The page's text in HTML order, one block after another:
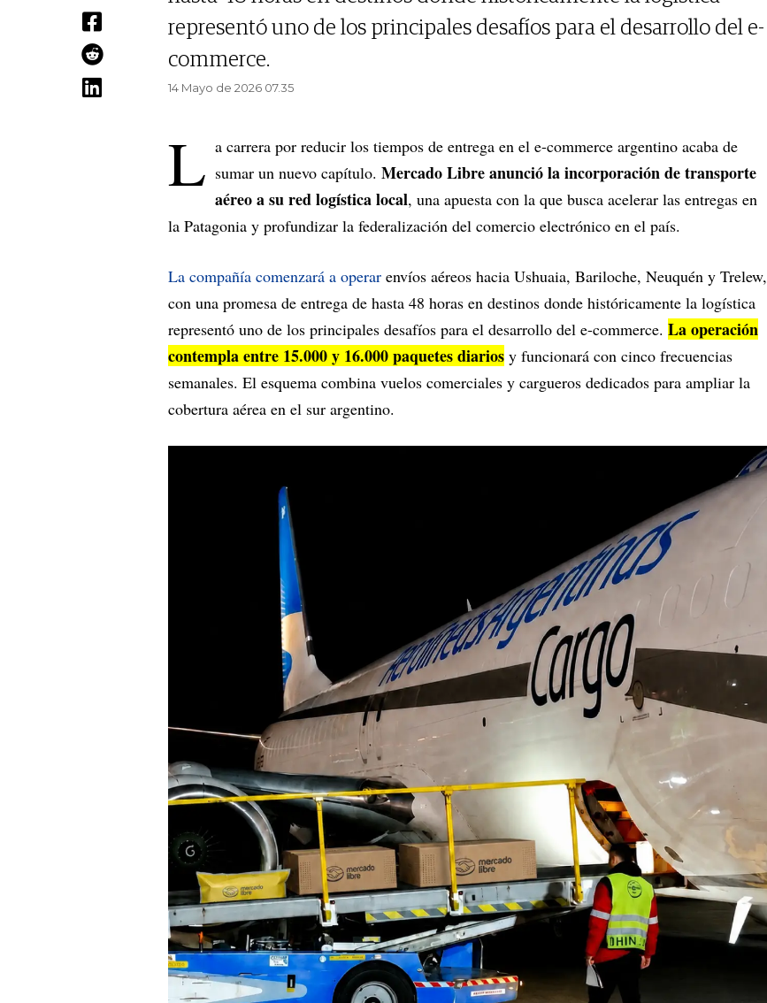
representó uno de los principales desafíos para el desarrollo del e-
commerce.
14 Mayo de 2026 07.35
L a carrera por reducir los tiempos de entrega en el e-commerce argentino acaba de
sumar un nuevo capítulo. Mercado Libre anunció la incorporación de transporte
aéreo a su red logística local, una apuesta con la que busca acelerar las entregas en
la Patagonia y profundizar la federalización del comercio electrónico en el país.
La compañía comenzará a operar envíos aéreos hacia Ushuaia, Bariloche, Neuquén y Trelew,
con una promesa de entrega de hasta 48 horas en destinos donde históricamente la logística
representó uno de los principales desafíos para el desarrollo del e-commerce. La operación
contempla entre 15.000 y 16.000 paquetes diarios y funcionará con cinco frecuencias
semanales. El esquema combina vuelos comerciales y cargueros dedicados para ampliar la
cobertura aérea en el sur argentino.